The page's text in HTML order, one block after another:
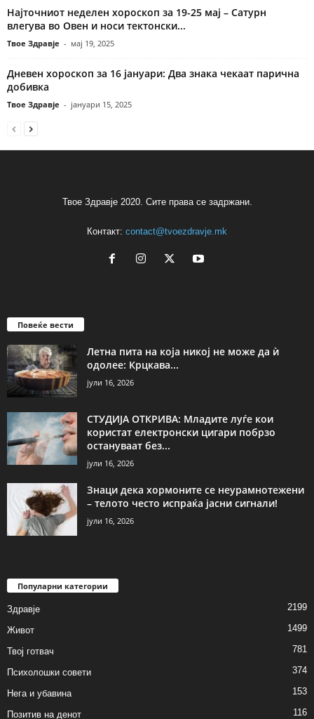
Најточниот неделен хороскоп за 19-25 мај – Сатурн
влегува во Овен и носи тектонски...
Твое Здравје - мај 19, 2025
Дневен хороскоп за 16 јануари: Два знака чекаат парична
добивка
Твое Здравје - јануари 15, 2025
Твое Здравје 2020. Сите права се задржани.
Контакт: contact@tvoezdravje.mk
Повеќе вести
Летна пита на која никој не може да ѝ
одолее: Крцкава...
јули 16, 2026
СТУДИЈА ОТКРИВА: Младите луѓе кои
користат електронски цигари побрзо
остануваат без...
јули 16, 2026
Знаци дека хормоните се неурамнотежени
– телото често испраќа јасни сигнали!
јули 16, 2026
Популарни категории
Здравје 2199
Живот 1499
Твој готвач 781
Психолошки совети 374
Нега и убавина 153
Позитив на денот 116